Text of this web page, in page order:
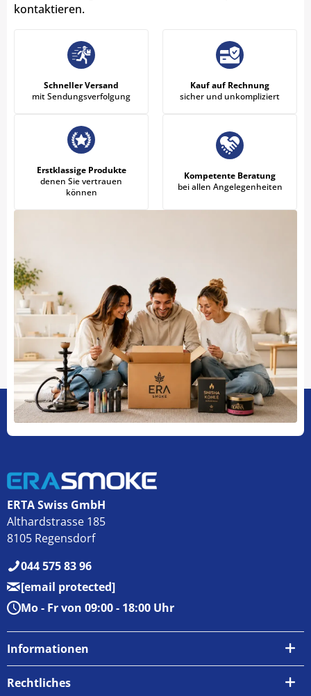
kontaktieren.
Schneller Versand
mit Sendungsverfolgung
Kauf auf Rechnung
sicher und unkompliziert
Erstklassige Produkte
denen Sie vertrauen
können
Kompetente Beratung
bei allen Angelegenheiten
ERTA Swiss GmbH
Althardstrasse 185
8105 Regensdorf
044 575 83 96
[email protected]
Mo - Fr von 09:00 - 18:00 Uhr
Informationen
Über uns
Rechtliches